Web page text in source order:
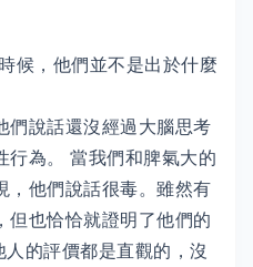
候，他們並不是出於什麼
們說話還沒經過大腦思考
行為。 當我們和脾氣大的
，他們說話很毒。雖然有
但也恰恰就證明了他們的
的評價都是直觀的，沒